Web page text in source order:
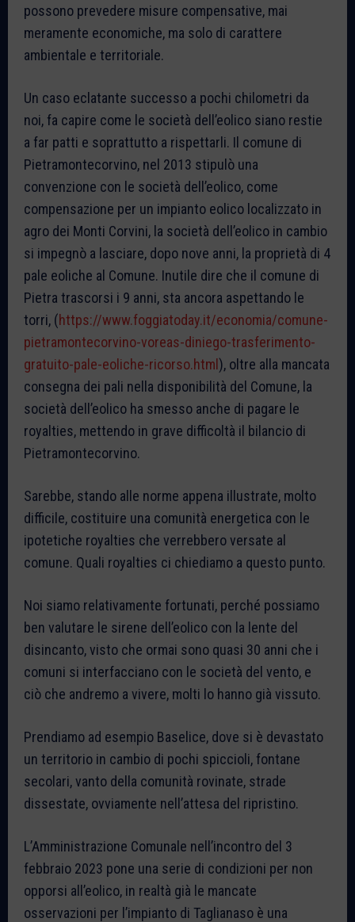
possono prevedere misure compensative, mai
meramente economiche, ma solo di carattere
ambientale e territoriale.
Un caso eclatante successo a pochi chilometri da
noi, fa capire come le società dell’eolico siano restie
a far patti e soprattutto a rispettarli. Il comune di
Pietramontecorvino, nel 2013 stipulò una
convenzione con le società dell’eolico, come
compensazione per un impianto eolico localizzato in
agro dei Monti Corvini, la società dell’eolico in cambio
si impegnò a lasciare, dopo nove anni, la proprietà di 4
pale eoliche al Comune. Inutile dire che il comune di
Pietra trascorsi i 9 anni, sta ancora aspettando le
torri, (https://www.foggiatoday.it/economia/comune-
pietramontecorvino-voreas-diniego-trasferimento-
gratuito-pale-eoliche-ricorso.html), oltre alla mancata
consegna dei pali nella disponibilità del Comune, la
società dell’eolico ha smesso anche di pagare le
royalties, mettendo in grave difficoltà il bilancio di
Pietramontecorvino.
Sarebbe, stando alle norme appena illustrate, molto
difficile, costituire una comunità energetica con le
ipotetiche royalties che verrebbero versate al
comune. Quali royalties ci chiediamo a questo punto.
Noi siamo relativamente fortunati, perché possiamo
ben valutare le sirene dell’eolico con la lente del
disincanto, visto che ormai sono quasi 30 anni che i
comuni si interfacciano con le società del vento, e
ciò che andremo a vivere, molti lo hanno già vissuto.
Prendiamo ad esempio Baselice, dove si è devastato
un territorio in cambio di pochi spiccioli, fontane
secolari, vanto della comunità rovinate, strade
dissestate, ovviamente nell’attesa del ripristino.
L’Amministrazione Comunale nell’incontro del 3
febbraio 2023 pone una serie di condizioni per non
opporsi all’eolico, in realtà già le mancate
osservazioni per l’impianto di Taglianaso è una